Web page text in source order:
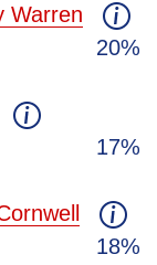
Warren
20%
17%
18%